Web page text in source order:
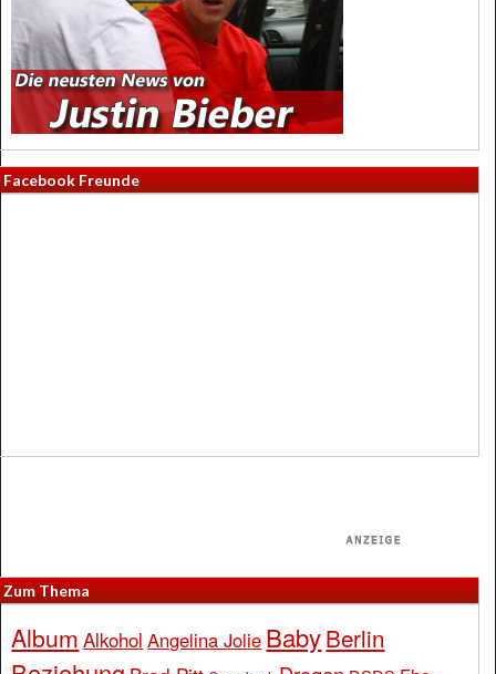
Facebook Freunde
Zum Thema
Album Alkohol Angelina Jolie BabyBerlin